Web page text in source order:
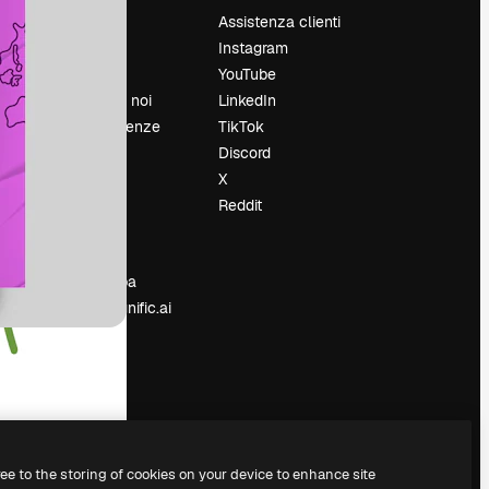
Lavora con noi
Cerca tendenze
Sala stampa
Cerchi magnific.ai
Assistenza clienti
Instagram
YouTube
LinkedIn
TikTok
Discord
X
Reddit
to the storing of cookies on your device to enhance site